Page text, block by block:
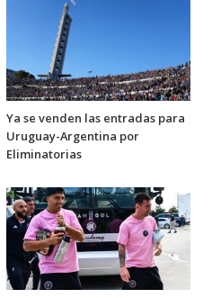
Ya se venden las entradas para
Uruguay-Argentina por
Eliminatorias